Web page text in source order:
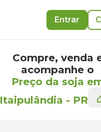
Entrar
Compre, venda
acompanhe o
Preço da soja
Itaipulândia - PR